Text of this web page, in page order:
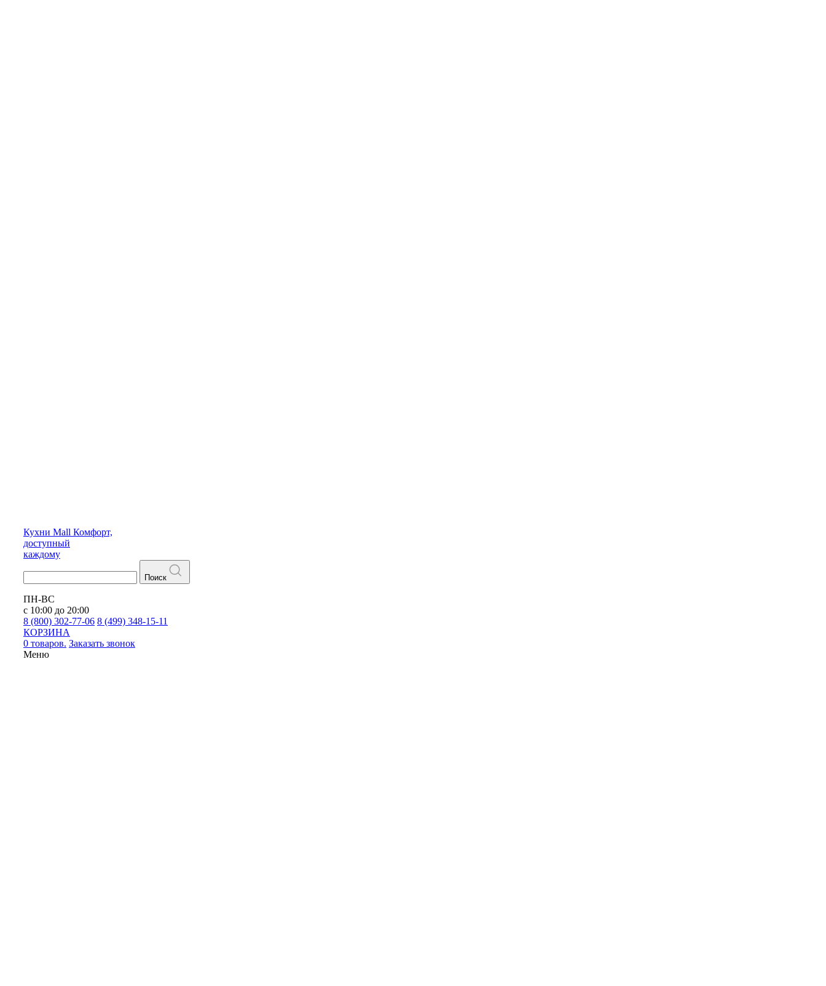
Кухни Mall Комфорт,
доступный
каждому
Поиск
ПН-ВС
с 10:00 до 20:00
8 (800) 302-77-06 8 (499) 348-15-11
КОРЗИНА
0 товаров. Заказать звонок
Меню